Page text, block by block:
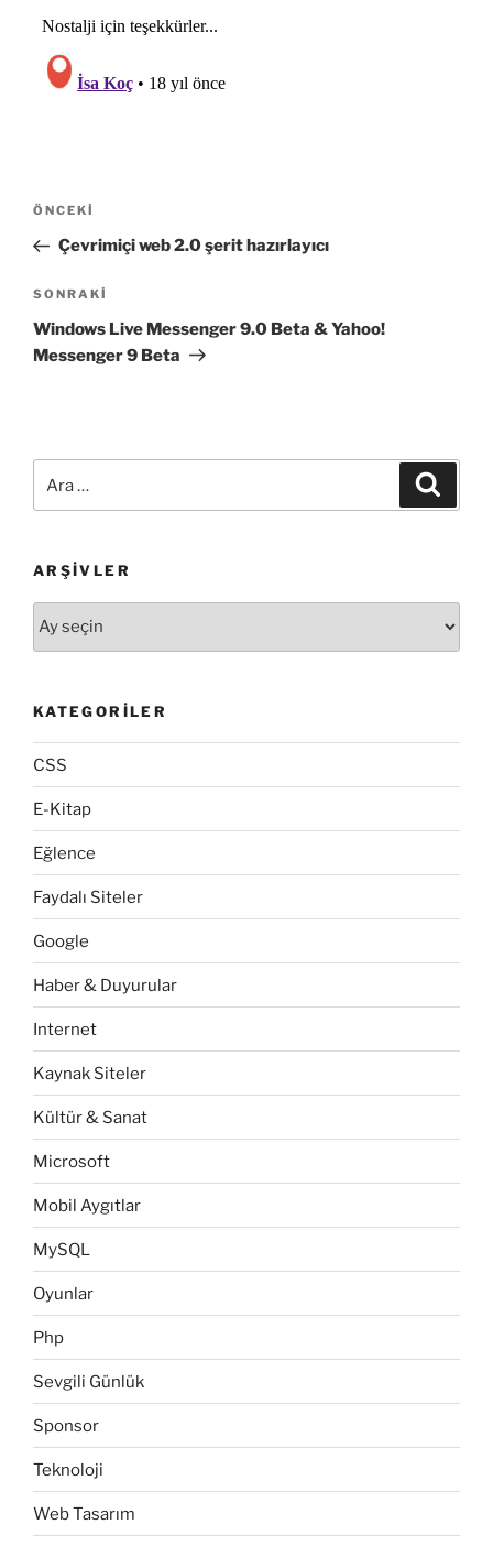
Yazı
Önceki
Yazı
ÖNCEKI
Çevrimiçi web 2.0 şerit hazırlayıcı
Sonraki
Yazı
SONRAKI
Windows Live Messenger 9.0 Beta & Yahoo!
Messenger 9 Beta
ARŞIVLER
KATEGORILER
CSS
E-Kitap
Eğlence
Faydalı Siteler
Google
Haber & Duyurular
Internet
Kaynak Siteler
Kültür & Sanat
Microsoft
Mobil Aygıtlar
MySQL
Oyunlar
Php
Sevgili Günlük
Sponsor
Teknoloji
Web Tasarım